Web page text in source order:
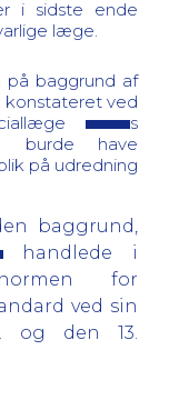
i sidste ende
læge.
på baggrund af
ved
s
burde have
på udredning
baggrund,
handlede i
for
ved sin
og den 13.